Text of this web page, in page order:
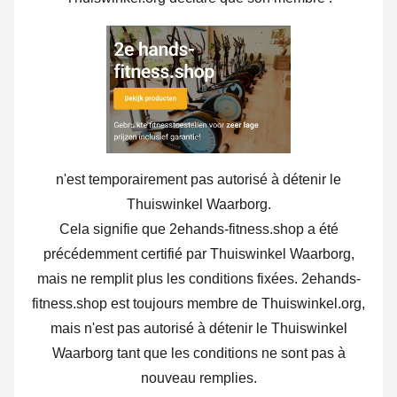
n'est temporairement pas autorisé à détenir le
Thuiswinkel Waarborg.
Cela signifie que 2ehands-fitness.shop a été
précédemment certifié par Thuiswinkel Waarborg,
mais ne remplit plus les conditions fixées. 2ehands-
fitness.shop est toujours membre de Thuiswinkel.org,
mais n'est pas autorisé à détenir le Thuiswinkel
Waarborg tant que les conditions ne sont pas à
nouveau remplies.